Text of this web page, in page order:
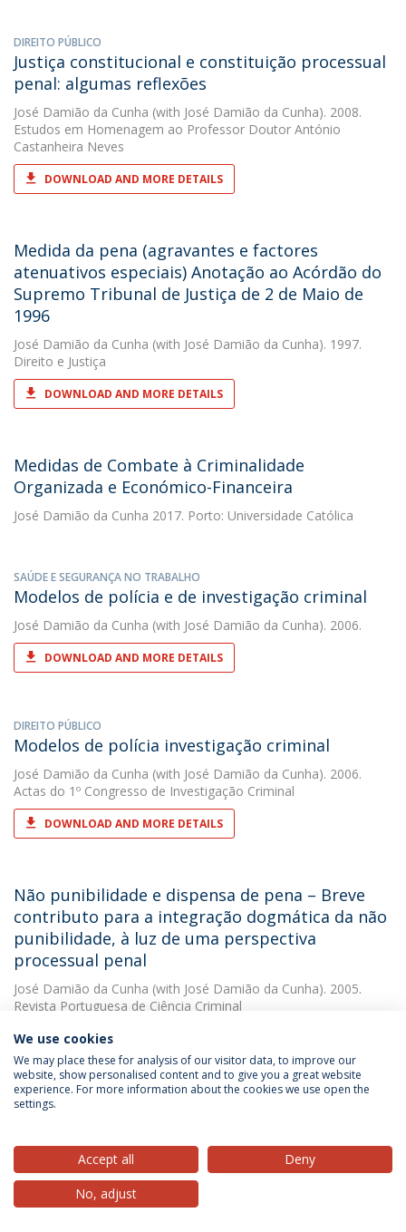
DIREITO PÚBLICO
Justiça constitucional e constituição processual
penal: algumas reflexões
José Damião da Cunha (with José Damião da Cunha). 2008.
Estudos em Homenagem ao Professor Doutor António
Castanheira Neves
DOWNLOAD AND MORE DETAILS
Medida da pena (agravantes e factores
atenuativos especiais) Anotação ao Acórdão do
Supremo Tribunal de Justiça de 2 de Maio de
1996
José Damião da Cunha (with José Damião da Cunha). 1997.
Direito e Justiça
DOWNLOAD AND MORE DETAILS
Medidas de Combate à Criminalidade
Organizada e Económico-Financeira
José Damião da Cunha 2017. Porto: Universidade Católica
SAÚDE E SEGURANÇA NO TRABALHO
Modelos de polícia e de investigação criminal
José Damião da Cunha (with José Damião da Cunha). 2006.
DOWNLOAD AND MORE DETAILS
DIREITO PÚBLICO
Modelos de polícia investigação criminal
José Damião da Cunha (with José Damião da Cunha). 2006.
Actas do 1º Congresso de Investigação Criminal
DOWNLOAD AND MORE DETAILS
Não punibilidade e dispensa de pena – Breve
contributo para a integração dogmática da não
punibilidade, à luz de uma perspectiva
processual penal
José Damião da Cunha (with José Damião da Cunha). 2005.
Revista Portuguesa de Ciência Criminal
DOWNLOAD AND MORE DETAILS
Normas técnicas europeias e nacionais no
José Damião da Cunha
(with Klaus Vieweg). 1993. Revista de
Direito e Economia
DOWNLOAD AND MORE DETAILS
We use cookies
We may place these for analysis of our visitor data, to improve our
website, show personalised content and to give you a great website
experience. For more information about the cookies we use open the
settings.
Accept all
Deny
No, adjust